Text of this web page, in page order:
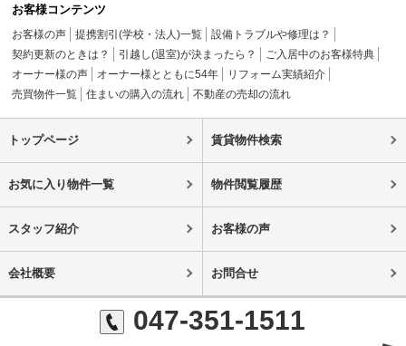
お客様コンテンツ
お客様の声 提携割引(学校・法人)一覧
設備トラブルや修理は？
契約更新のときは？
引越し(退室)が決まったら？
ご入居中のお客様特典
オーナー様の声
オーナー様とともに54年
リフォーム実績紹介
売買物件一覧
住まいの購入の流れ 不動産の売却の流れ
トップページ 賃貸物件検索
お気に入り物件一覧 物件閲覧履歴
スタッフ紹介 お客様の声
会社概要 お問合せ
047-351-1511